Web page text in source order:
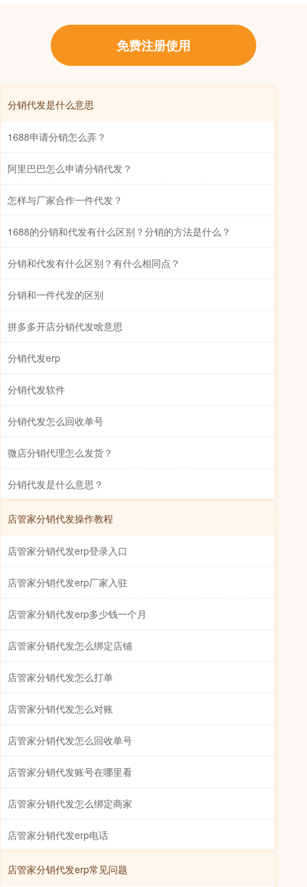
免费注册使用
分销代发是什么意思
1688申请分销怎么弄？
阿里巴巴怎么申请分销代发？
怎样与厂家合作一件代发？
1688的分销和代发有什么区别？分销的方法是什么？
分销和代发有什么区别？有什么相同点？
分销和一件代发的区别
拼多多开店分销代发啥意思
分销代发erp
分销代发软件
分销代发怎么回收单号
微店分销代理怎么发货？
分销代发是什么意思？
店管家分销代发操作教程
店管家分销代发erp登录入口
店管家分销代发erp厂家入驻
店管家分销代发erp多少钱一个月
店管家分销代发怎么绑定店铺
店管家分销代发怎么打单
店管家分销代发怎么对账
店管家分销代发怎么回收单号
店管家分销代发账号在哪里看
店管家分销代发怎么绑定商家
店管家分销代发erp电话
店管家分销代发erp常见问题